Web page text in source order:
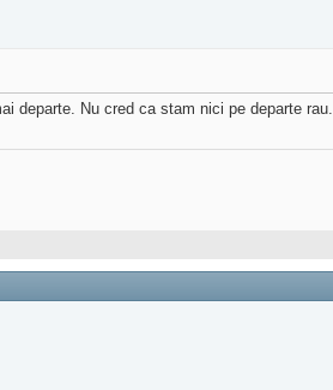
departe. Nu cred ca stam nici pe departe rau.